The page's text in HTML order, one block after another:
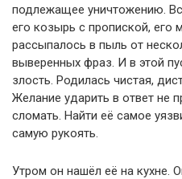
подлежащее уничтожению.
его козырь с пропиской, его
рассыпалось в пыль от
выверенных фраз. И в этой
злость. Родилась чистая,
Желание ударить в ответ не
сломать. Найти её самое
самую рукоять.
Утром он нашёл её на кухне.